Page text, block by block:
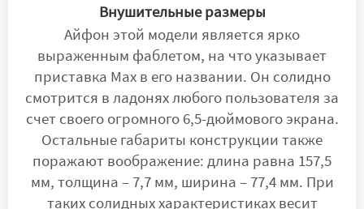
Внушительные размеры
Айфон этой модели является ярко
выраженным фаблетом, на что указывает
приставка Max в его названии. Он солидно
смотрится в ладонях любого пользователя за
счет своего огромного 6,5-дюймового экрана.
Остальные габариты конструкции также
поражают воображение: длина равна 157,5
мм, толщина – 7,7 мм, ширина – 77,4 мм. При
таких солидных характеристиках весит